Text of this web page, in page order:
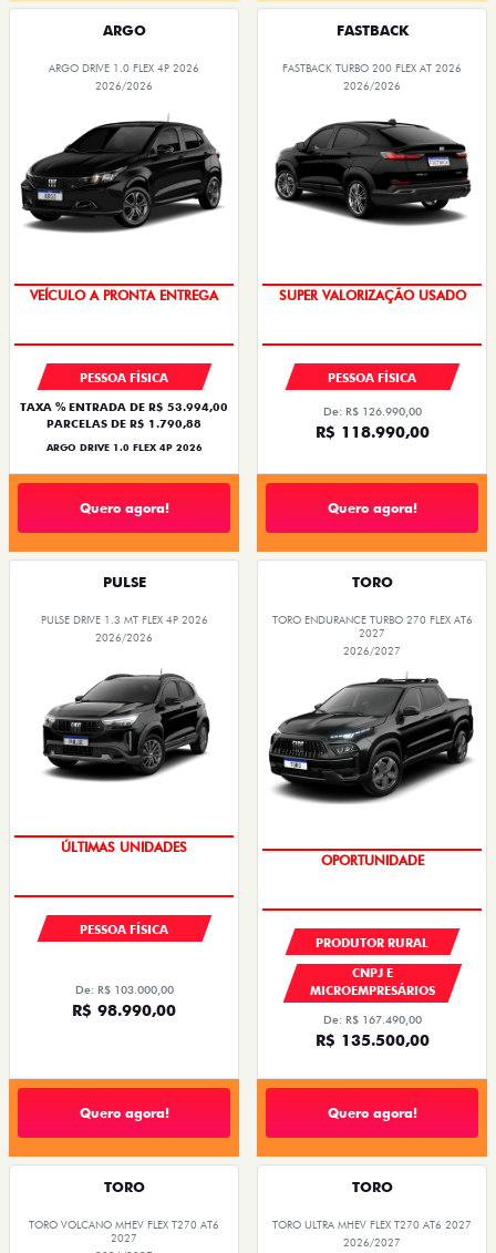
ARGO
ARGO DRIVE 1.0 FLEX 4P 2026
2026/2026
SUPERVALORIZAÇÃO DO USADO
PESSOA FÍSICA
TAXA % ENTRADA DE R$ 53.994,00
PARCELAS DE R$ 1.790,88
ARGO DRIVE 1.0 FLEX 4P 2026
Quero agora!
FASTBACK
FASTBACK TURBO 200 FLEX AT 2026
2026/2026
VEÍCULO A PRONTA ENTREGA
PESSOA FÍSICA
De: R$ 126.990,00
R$ 118.990,00
Quero agora!
PULSE
PULSE DRIVE 1.3 MT FLEX 4P 2026
2026/2026
GRANDE CHANCE FIAT
PESSOA FÍSICA
De: R$ 103.000,00
R$ 98.990,00
Quero agora!
TORO
TORO ENDURANCE TURBO 270 FLEX AT6
2027
2026/2027
GRANDE CHANCE FIAT
PRODUTOR RURAL
CNPJ E
MICROEMPRESÁRIOS
De: R$ 167.490,00
R$ 135.500,00
Quero agora!
TORO
TORO VOLCANO MHEV FLEX T270 AT6
2027
TORO
TORO ULTRA MHEV FLEX T270 AT6 2027
2026/2027